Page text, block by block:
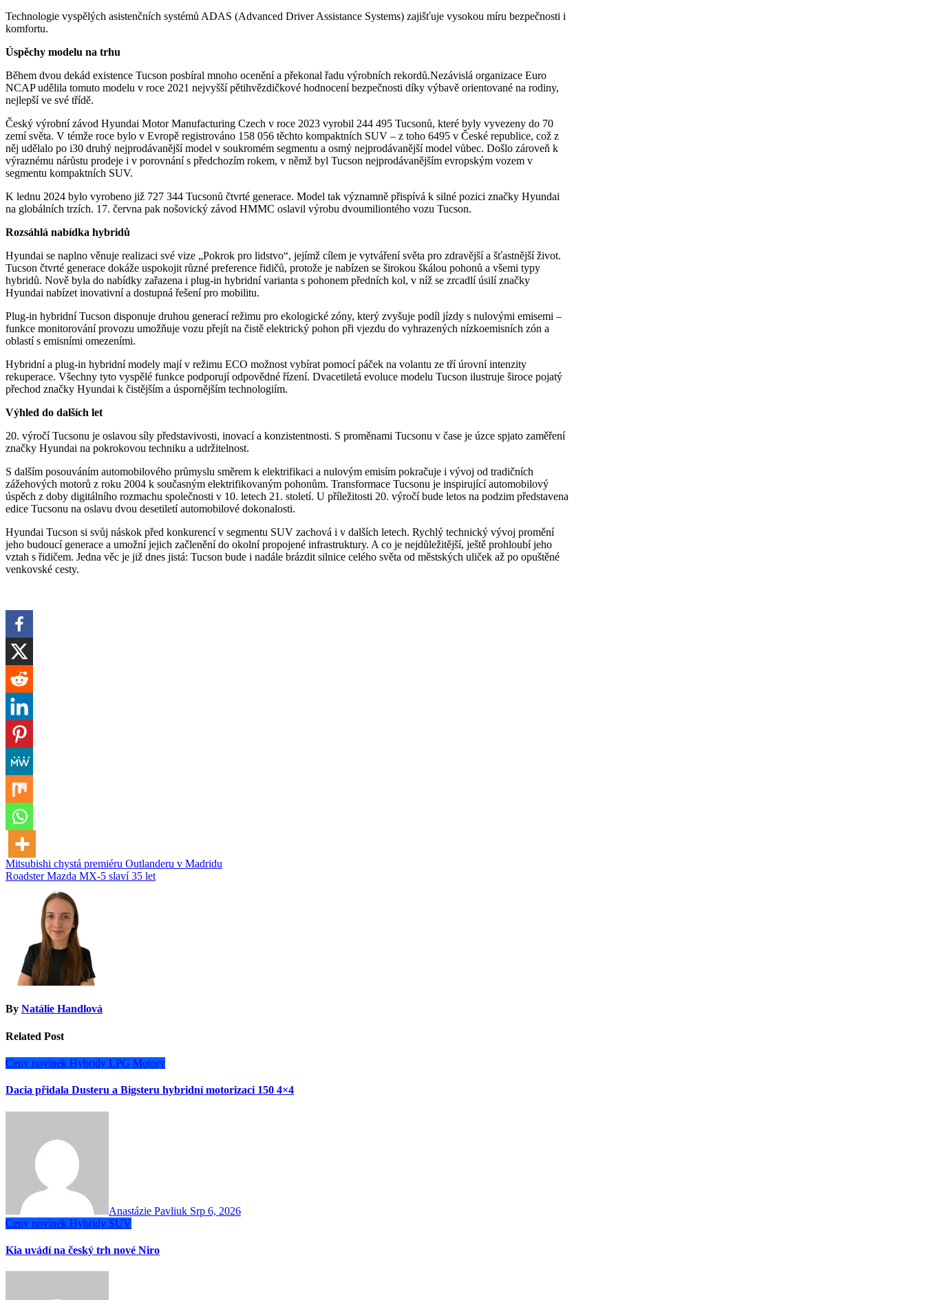
Technologie vyspělých asistenčních systémů ADAS (Advanced Driver Assistance Systems) zajišťuje vysokou míru bezpečnosti i
komfortu.
Úspěchy modelu na trhu
Během dvou dekád existence Tucson posbíral mnoho ocenění a překonal řadu výrobních rekordů.Nezávislá organizace Euro
NCAP udělila tomuto modelu v roce 2021 nejvyšší pětihvězdičkové hodnocení bezpečnosti díky výbavě orientované na rodiny,
nejlepší ve své třídě.
Český výrobní závod Hyundai Motor Manufacturing Czech v roce 2023 vyrobil 244 495 Tucsonů, které byly vyvezeny do 70
zemí světa. V témže roce bylo v Evropě registrováno 158 056 těchto kompaktních SUV – z toho 6495 v České republice, což z
něj udělalo po i30 druhý nejprodávanější model v soukromém segmentu a osmý nejprodávanější model vůbec. Došlo zároveň k
výraznému nárůstu prodeje i v porovnání s předchozím rokem, v němž byl Tucson nejprodávanějším evropským vozem v
segmentu kompaktních SUV.
K lednu 2024 bylo vyrobeno již 727 344 Tucsonů čtvrté generace. Model tak významně přispívá k silné pozici značky Hyundai
na globálních trzích. 17. června pak nošovický závod HMMC oslavil výrobu dvoumiliontého vozu Tucson.
Rozsáhlá nabídka hybridů
Hyundai se naplno věnuje realizaci své vize „Pokrok pro lidstvo“, jejímž cílem je vytváření světa pro zdravější a šťastnější život.
Tucson čtvrté generace dokáže uspokojit různé preference řidičů, protože je nabízen se širokou škálou pohonů a všemi typy
hybridů. Nově byla do nabídky zařazena i plug-in hybridní varianta s pohonem předních kol, v níž se zrcadlí úsilí značky
Hyundai nabízet inovativní a dostupná řešení pro mobilitu.
Plug-in hybridní Tucson disponuje druhou generací režimu pro ekologické zóny, který zvyšuje podíl jízdy s nulovými emisemi –
funkce monitorování provozu umožňuje vozu přejít na čistě elektrický pohon při vjezdu do vyhrazených nízkoemisních zón a
oblastí s emisními omezeními.
Hybridní a plug-in hybridní modely mají v režimu ECO možnost vybírat pomocí páček na volantu ze tří úrovní intenzity
rekuperace. Všechny tyto vyspělé funkce podporují odpovědné řízení. Dvacetiletá evoluce modelu Tucson ilustruje široce pojatý
přechod značky Hyundai k čistějším a úspornějším technologiím.
Výhled do dalších let
20. výročí Tucsonu je oslavou síly představivosti, inovací a konzistentnosti. S proměnami Tucsonu v čase je úzce spjato zaměření
značky Hyundai na pokrokovou techniku a udržitelnost.
S dalším posouváním automobilového průmyslu směrem k elektrifikaci a nulovým emisím pokračuje i vývoj od tradičních
zážehových motorů z roku 2004 k současným elektrifikovaným pohonům. Transformace Tucsonu je inspirující automobilový
úspěch z doby digitálního rozmachu společnosti v 10. letech 21. století. U příležitosti 20. výročí bude letos na podzim představena
edice Tucsonu na oslavu dvou desetiletí automobilové dokonalosti.
Hyundai Tucson si svůj náskok před konkurencí v segmentu SUV zachová i v dalších letech. Rychlý technický vývoj promění
jeho budoucí generace a umožní jejich začlenění do okolní propojené infrastruktury. A co je nejdůležitější, ještě prohloubí jeho
vztah s řidičem. Jedna věc je již dnes jistá: Tucson bude i nadále brázdit silnice celého světa od městských uliček až po opuštěné
venkovské cesty.
Navigace
pro
příspěvek
Mitsubishi chystá premiéru Outlanderu v Madridu
Roadster Mazda MX-5 slaví 35 let
By Natálie Handlová
Related Post
Ceny novinek Hybridy LPG Motory
Dacia přidala Dusteru a Bigsteru hybridní motorizaci 150 4×4
Anastázie Pavliuk Srp 6, 2026
Ceny novinek Hybridy SUV
Kia uvádí na český trh nové Niro